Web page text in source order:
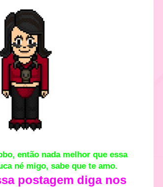
então nada melhor que essa
né migo, sabe que te amo.
postagem diga nos